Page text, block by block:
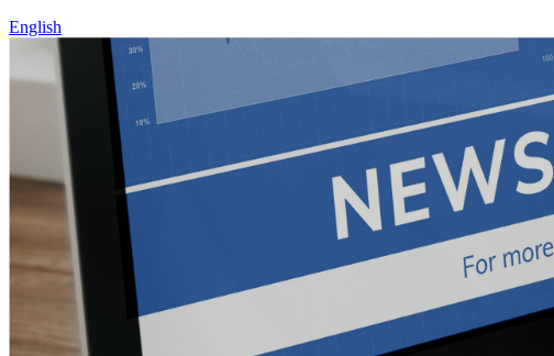
English